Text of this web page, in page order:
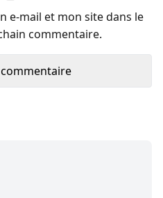
e-mail et mon site dans le
commentaire.